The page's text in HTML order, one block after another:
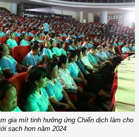
gia mít tinh hưởng ứng Chiến dịch làm cho
sạch hơn năm 2024